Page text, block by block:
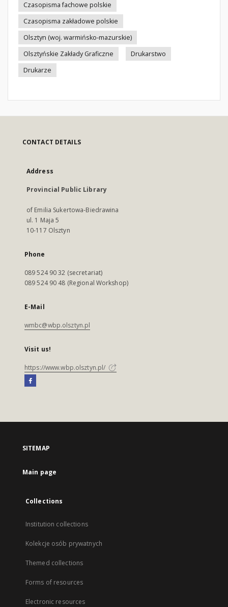
Czasopisma fachowe polskie
Czasopisma zakładowe polskie
Olsztyn (woj. warmińsko-mazurskie)
Olsztyńskie Zakłady Graficzne
Drukarstwo
Drukarze
CONTACT DETAILS
Address
Provincial Public Library
of Emilia Sukertowa-Biedrawina
ul. 1 Maja 5
10-117 Olsztyn
Phone
089 524 90 32 (secretariat)
089 524 90 48 (Regional Workshop)
E-Mail
wmbc@wbp.olsztyn.pl
Visit us!
https://www.wbp.olsztyn.pl/
SITEMAP
Main page
Collections
Institution collections
Kolekcje osób prywatnych
Themed collections
Forms of resources
Electronic resources